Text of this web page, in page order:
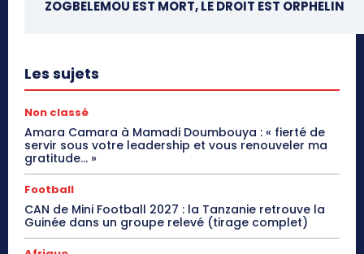
ZOGBELEMOU EST MORT, LE DROIT EST ORPHELIN
Les sujets
Non classé
Amara Camara à Mamadi Doumbouya : « fierté de
servir sous votre leadership et vous renouveler ma
gratitude… »
Football
CAN de Mini Football 2027 : la Tanzanie retrouve la
Guinée dans un groupe relevé (tirage complet)